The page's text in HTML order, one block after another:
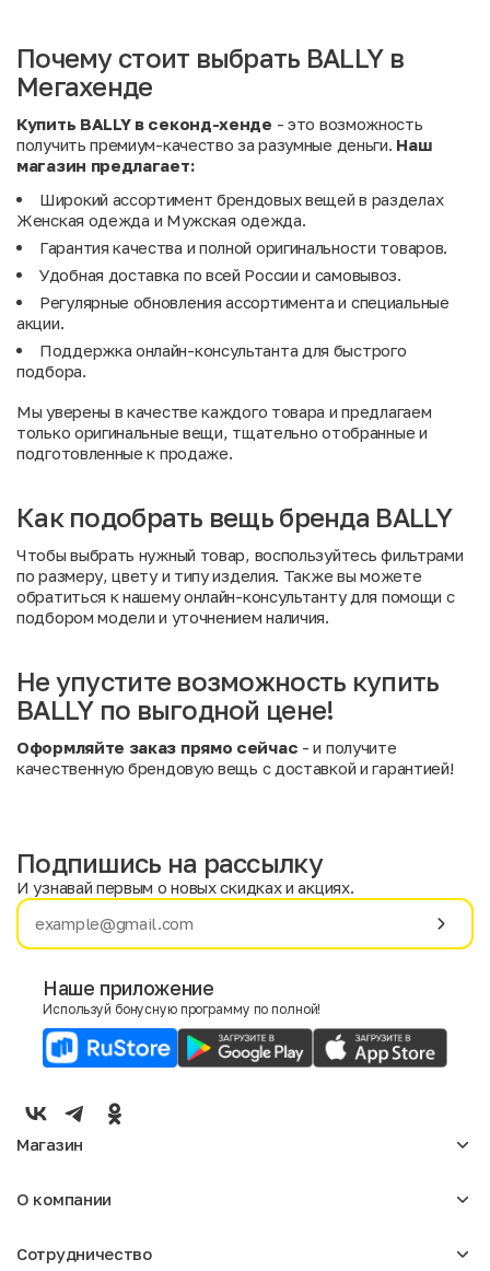
Почему стоит выбрать BALLY в
Мегахенде
Купить BALLY в секонд-хенде - это возможность
получить премиум-качество за разумные деньги. Наш
магазин предлагает:
Широкий ассортимент брендовых вещей в разделах
Женская одежда и Мужская одежда.
Гарантия качества и полной оригинальности товаров.
Удобная доставка по всей России и самовывоз.
Регулярные обновления ассортимента и специальные
акции.
Поддержка онлайн-консультанта для быстрого
подбора.
Мы уверены в качестве каждого товара и предлагаем
только оригинальные вещи, тщательно отобранные и
подготовленные к продаже.
Как подобрать вещь бренда BALLY
Чтобы выбрать нужный товар, воспользуйтесь фильтрами
по размеру, цвету и типу изделия. Также вы можете
обратиться к нашему онлайн-консультанту для помощи с
подбором модели и уточнением наличия.
Не упустите возможность купить
BALLY по выгодной цене!
Оформляйте заказ прямо сейчас - и получите
качественную брендовую вещь с доставкой и гарантией!
Имя
E-mail
Мужской
Подпишись на рассылку
И узнавай первым о новых скидках и акциях.
Наше приложение
Используй бонусную программу по полной!
Магазин
Мужское
О компании
Отзывы
Сотрудничество